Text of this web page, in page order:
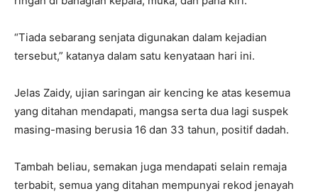
“Tiada sebarang senjata digunakan dalam kejadian
tersebut,” katanya dalam satu kenyataan hari ini.
Jelas Zaidy, ujian saringan air kencing ke atas kesemua
yang ditahan mendapati, mangsa serta dua lagi suspek
masing-masing berusia 16 dan 33 tahun, positif dadah.
Tambah beliau, semakan juga mendapati selain remaja
terbabit, semua yang ditahan mempunyai rekod jenayah